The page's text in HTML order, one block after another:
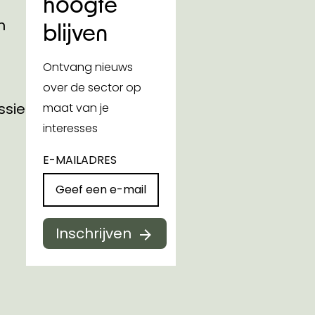
blijven
Ontvang nieuws
over de sector op
maat van je
interesses
E-MAILADRES
Inschrijven